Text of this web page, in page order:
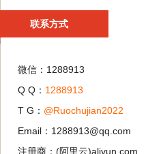
联系方式
微信：1288913
Q Q： 1288913
T G： @Ruochujian2022
Email：1288913@qq.com
注册商：(阿里云)aliyun.com